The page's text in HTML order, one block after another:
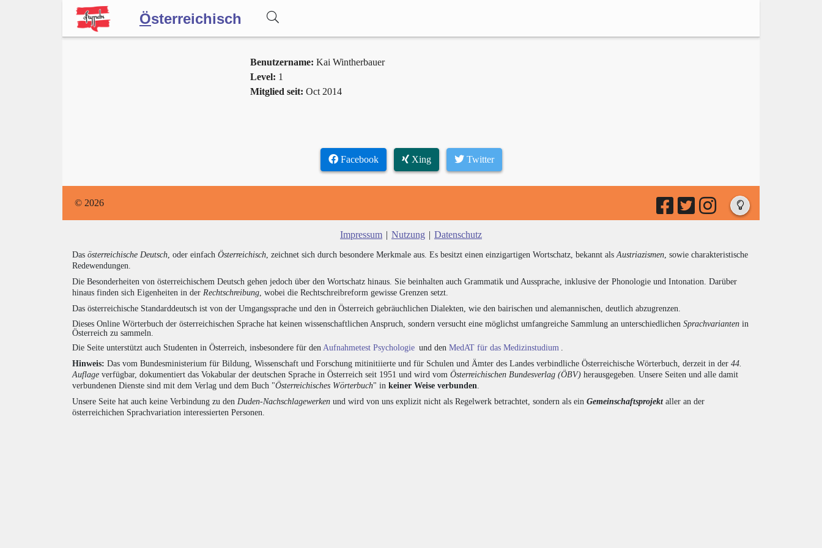
Österreichisch
Benutzername: Kai Wintherbauer
Level: 1
Mitglied seit: Oct 2014
Facebook Xing Twitter
© 2026
Impressum | Nutzung | Datenschutz
Das österreichische Deutsch , oder einfach Österreichisch , zeichnet sich durch besondere Merkmale aus. Es besitzt einen einzigartigen Wortschatz, bekannt als Austriazismen , sowie charakteristische
Redewendungen.
Die Besonderheiten von österreichischem Deutsch gehen jedoch über den Wortschatz hinaus. Sie beinhalten auch Grammatik und Aussprache, inklusive der Phonologie und Intonation. Darüber
hinaus finden sich Eigenheiten in der Rechtschreibung , wobei die Rechtschreibreform gewisse Grenzen setzt.
Das österreichische Standarddeutsch ist von der Umgangssprache und den in Österreich gebräuchlichen Dialekten, wie den bairischen und alemannischen, deutlich abzugrenzen.
Dieses Online Wörterbuch der österreichischen Sprache hat keinen wissenschaftlichen Anspruch, sondern versucht eine möglichst umfangreiche Sammlung an unterschiedlichen Sprachvarianten in
Österreich zu sammeln.
Die Seite unterstützt auch Studenten in Österreich, insbesondere für den Aufnahmetest Psychologie und den MedAT für das Medizinstudium
Hinweis: Das vom Bundesministerium für Bildung, Wissenschaft und Forschung mitinitiierte und für Schulen und Ämter des Landes verbindliche Österreichische Wörterbuch, derzeit in der 44.
Auflage verfügbar, dokumentiert das Vokabular der deutschen Sprache in Österreich seit 1951 und wird vom Österreichischen Bundesverlag (ÖBV) herausgegeben. Unsere Seiten und alle damit
verbundenen Dienste sind mit dem Verlag und dem Buch "Österreichisches Wörterbuch" in keiner Weise verbunden
Unsere Seite hat auch keine Verbindung zu den Duden-Nachschlagewerken und wird von uns explizit nicht als Regelwerk betrachtet, sondern als ein Gemeinschaftsprojektaller an der
österreichichen Sprachvariation interessierten Personen.